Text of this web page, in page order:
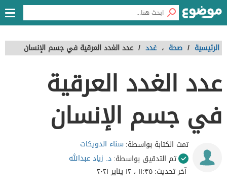
الرئيسية / صحة ، غدد / عدد الغدد العرقية في جسم الإنسان
عدد الغدد العرقية
في جسم الإنسان
تمت الكتابة بواسطة:سناء الدويكات
تم التدقيق بواسطة:د. زياد عبدالله
آخر تحديث:١١:٣٥ ، ١٢ يناير ٢٠٢١